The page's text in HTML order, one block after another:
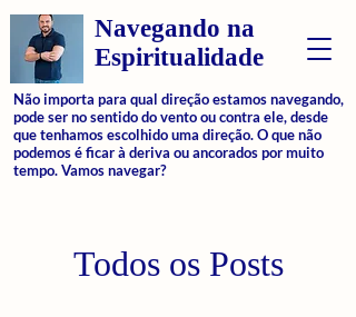
Navegando na
Espiritualidade
Não importa para qual direção estamos navegando,
pode ser no sentido do vento ou contra ele, desde
que tenhamos escolhido uma direção. O que não
podemos é ficar à deriva ou ancorados por muito
tempo. Vamos navegar?
Todos os Posts